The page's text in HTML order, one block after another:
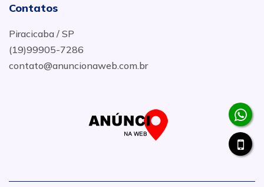
Contatos
Piracicaba / SP
(19)99905-7286
contato@anuncionaweb.com.br